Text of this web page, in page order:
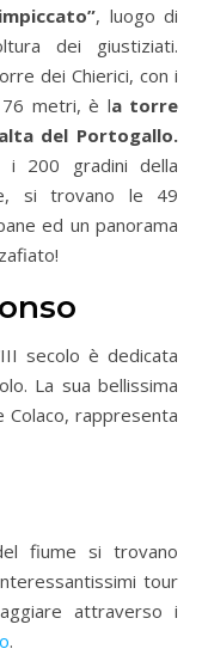
, luogo di
dei giustiziati.
dei Chierici, con i
76 metri, è la torre
del Portogallo.
i 200 gradini della
si trovano le 49
ed un panorama
secolo è dedicata
La sua bellissima
Colaco, rappresenta
fiume si trovano
tour
attraverso i
.